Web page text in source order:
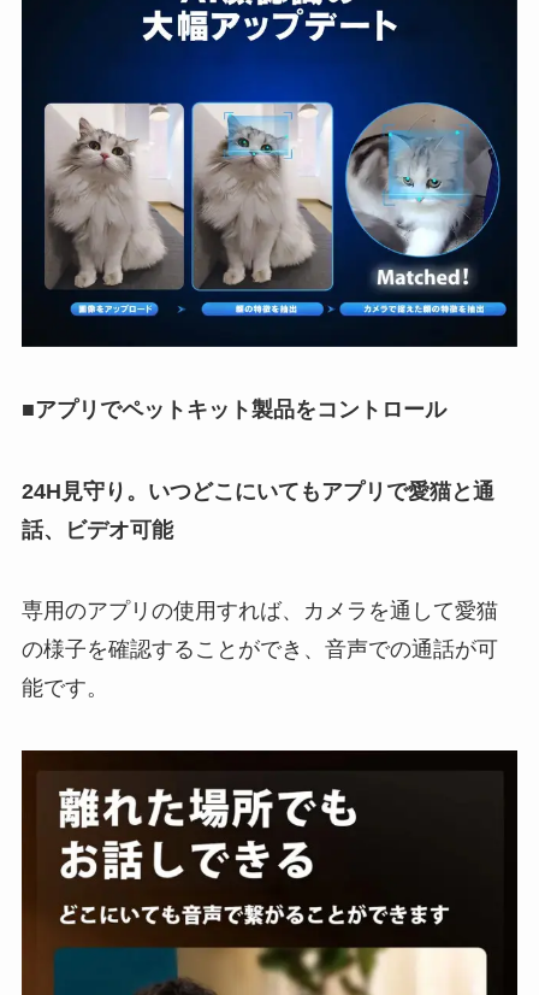
■アプリでペットキット製品をコントロール
24H見守り。いつどこにいてもアプリで愛猫と通
話、ビデオ可能
専用のアプリの使用すれば、カメラを通して愛猫
の様子を確認することができ、音声での通話が可
能です。